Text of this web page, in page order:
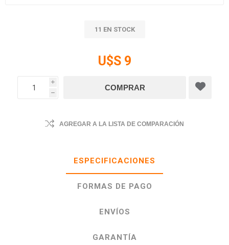
11 EN STOCK
U$S 9
i
h
AGREGAR A LA LISTA DE COMPARACIÓN
ESPECIFICACIONES
FORMAS DE PAGO
ENVÍOS
GARANTÍA